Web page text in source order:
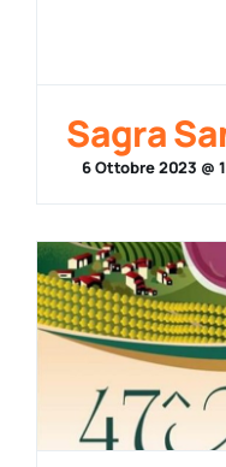
Sagra
6 Ottobre 2023 @